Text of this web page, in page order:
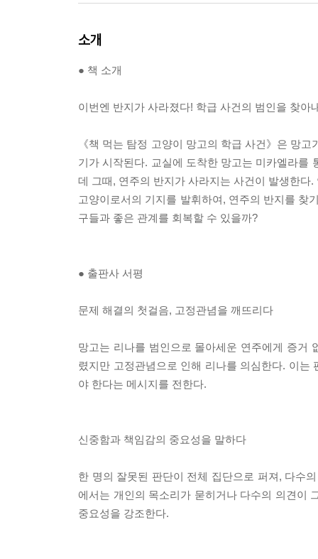
소개
● 책 소개
이번엔 반지가 사라졌다! 학급 사건의 범인을 찾아
《책 먹는 탐정 고양이 망고의 학급 사건》은 망
기가 시작된다. 교실에 도착한 망고는 미카엘라를
데 그때, 연주의 반지가 사라지는 사건이 발생한
고양이로서의 기지를 발휘하여, 연주의 반지를 찾
구들과 좋은 관계를 회복할 수 있을까?
● 출판사 서평
문제 해결의 첫걸음, 고정관념을 깨뜨리다
망고는 리나를 범인으로 몰아세운 연주에게 증거
렸지만 고정관념으로 인해 리나를 의심한다. 이
야 한다는 메시지를 전한다.
신중함과 책임감의 중요성을 말하다
한 명의 잘못된 판단이 전체 집단으로 퍼져, 다수
에서는 개인의 목소리가 묻히거나 다수의 의견이
중요성을 강조한다.